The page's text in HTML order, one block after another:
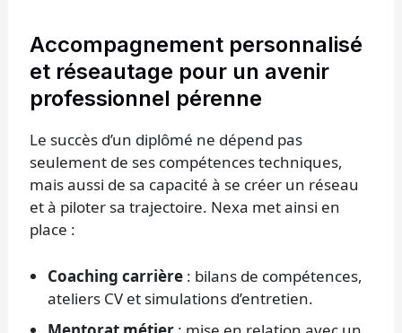
Accompagnement personnalisé
et réseautage pour un avenir
professionnel pérenne
Le succès d’un diplômé ne dépend pas
seulement de ses compétences techniques,
mais aussi de sa capacité à se créer un réseau
et à piloter sa trajectoire. Nexa met ainsi en
place :
Coaching carrière : bilans de compétences,
ateliers CV et simulations d’entretien.